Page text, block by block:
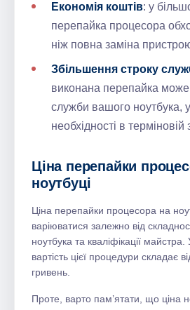
Економія коштів: у
перепайка процесора
ніж повна заміна
Збільшення строку
виконана перепайка
служби вашого ноутбука,
необхідності в
Ціна перепайки
ноутбуці
Ціна перепайки процесора на
варіюватися залежно від
ноутбука та кваліфікації
вартість цієї процедури складає
гривень.
Проте, варто пам’ятати, що ціна